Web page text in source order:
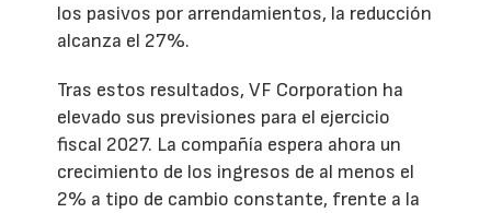
los pasivos por arrendamientos, la reducción
alcanza el 27%.
Tras estos resultados, VF Corporation ha
elevado sus previsiones para el ejercicio
fiscal 2027. La compañía espera ahora un
crecimiento de los ingresos de al menos el
2% a tipo de cambio constante, frente a la